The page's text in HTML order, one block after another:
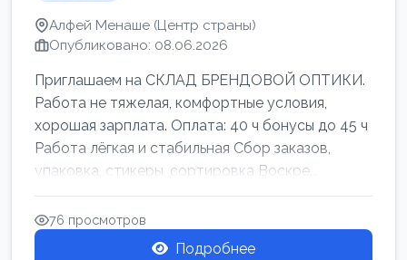
Алфей Менаше (Центр страны)
Опубликовано: 08.06.2026
Приглашаем на СКЛАД БРЕНДОВОЙ ОПТИКИ.
Работа не тяжелая, комфортные условия,
хорошая зарплата. Оплата: 40 ч бонусы до 45 ч
Работа лёгкая и стабильная Сбор заказов,
упаковка, стикеры, сортировка Воскре...
76 просмотров
Подробнее